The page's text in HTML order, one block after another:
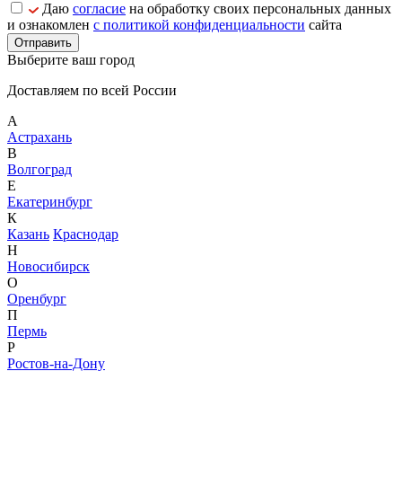
Даю согласие на обработку своих персональных данных
и ознакомлен с политикой конфиденциальности сайта
Отправить
Выберите ваш город
Доставляем по всей России
А
Астрахань
В
Волгоград
Е
Екатеринбург
К
Казань Краснодар
Н
Новосибирск
О
Оренбург
П
Пермь
Р
Ростов-на-Дону